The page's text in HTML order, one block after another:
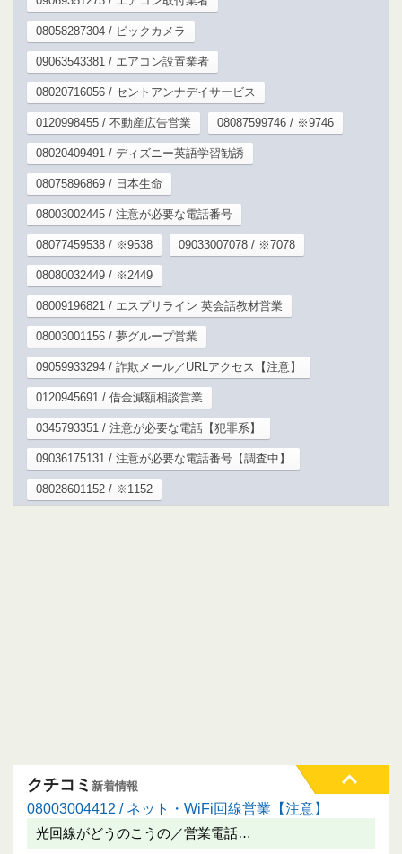
08058287304 / ビックカメラ
09063543381 / エアコン設置業者
08020716056 / セントアンナデイサービス
0120998455 / 不動産広告営業 08087599746 / ※9746
08020409491 / ディズニー英語学習勧誘
08075896869 / 日本生命
08003002445 / 注意が必要な電話番号
08077459538 / ※9538 09033007078 / ※7078
08080032449 / ※2449
08009196821 / エスプリライン 英会話教材営業
08003001156 / 夢グループ営業
09059933294 / 詐欺メール／URLアクセス【注意】
0120945691 / 借金減額相談営業
0345793351 / 注意が必要な電話【犯罪系】
09036175131 / 注意が必要な電話番号【調査中】
08028601152 / ※1152
クチコミ 新着情報
08003004412 / ネット・WiFi回線営業【注意】
光回線がどうのこうの／営業電話…